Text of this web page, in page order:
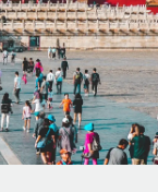
Abläufe
zu